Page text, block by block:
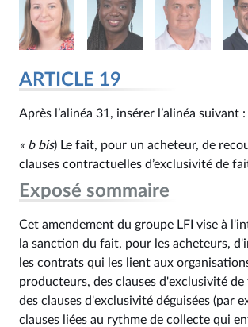
ARTICLE 19
Après l’alinéa 31, insérer l’alinéa suivant :
« b bis) Le fait, pour un acheteur, de
clauses contractuelles d’exclusivité de
Exposé sommaire
Cet amendement du groupe LFI vise à
la sanction du fait, pour les acheteurs,
les contrats qui les lient aux
producteurs, des clauses d'exclusivité
des clauses d'exclusivité déguisées (par
clauses liées au rythme de collecte qui